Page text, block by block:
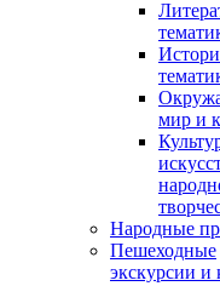
мир и
Народные
Пешеходные
экскурсии и